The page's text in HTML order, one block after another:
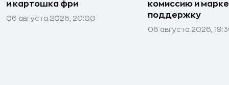
и картошка фри
06 августа 2026, 20:00
комиссию и
поддержку
06 августа 2026,